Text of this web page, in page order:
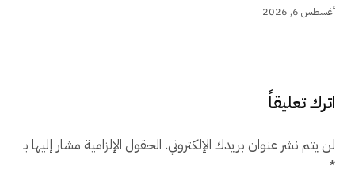
أغسطس 6, 2026
اترك تعليقاً
لن يتم نشر عنوان بريدك الإلكتروني. الحقول الإلزامية مشار إليها بـ
*